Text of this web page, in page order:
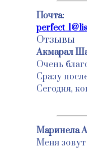
Почта:
Отзывы
Акмарал
Очень
Сразу
Сегодня,
Маринела
Меня